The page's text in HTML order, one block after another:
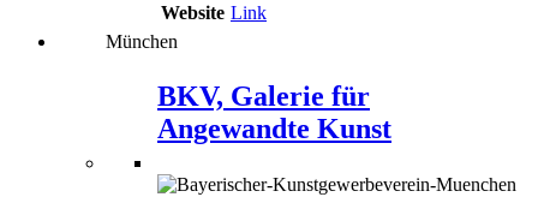
Website Link
München
BKV, Galerie für
Angewandte Kunst